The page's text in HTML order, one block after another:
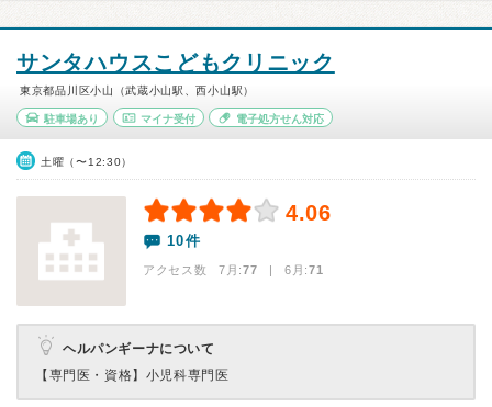
サンタハウスこどもクリニック
東京都品川区小山（武蔵小山駅、西小山駅）
駐車場あり マイナ受付 電子処方せん対応
土曜（〜12:30）
4.06
10件
アクセス数 7月:77 | 6月:71
ヘルパンギーナについて
【専門医・資格】 小児科専門医